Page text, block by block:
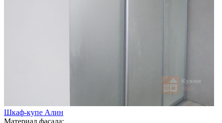
Шкаф-купе Алин
Материал фасада: